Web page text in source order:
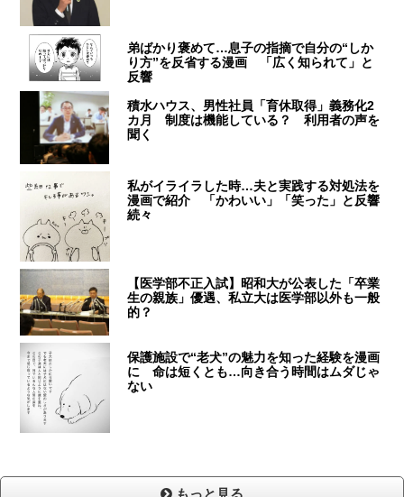
弟ばかり褒めて…息子の指摘で自分の“しか
り方”を反省する漫画 「広く知られて」と
反響
積水ハウス、男性社員「育休取得」義務化2
カ月 制度は機能している？ 利用者の声を
聞く
私がイライラした時…夫と実践する対処法を
漫画で紹介 「かわいい」「笑った」と反響
続々
【医学部不正入試】昭和大が公表した「卒業
生の親族」優遇、私立大は医学部以外も一般
的？
保護施設で“老犬”の魅力を知った経験を漫画
に 命は短くとも…向き合う時間はムダじゃ
ない
もっと見る